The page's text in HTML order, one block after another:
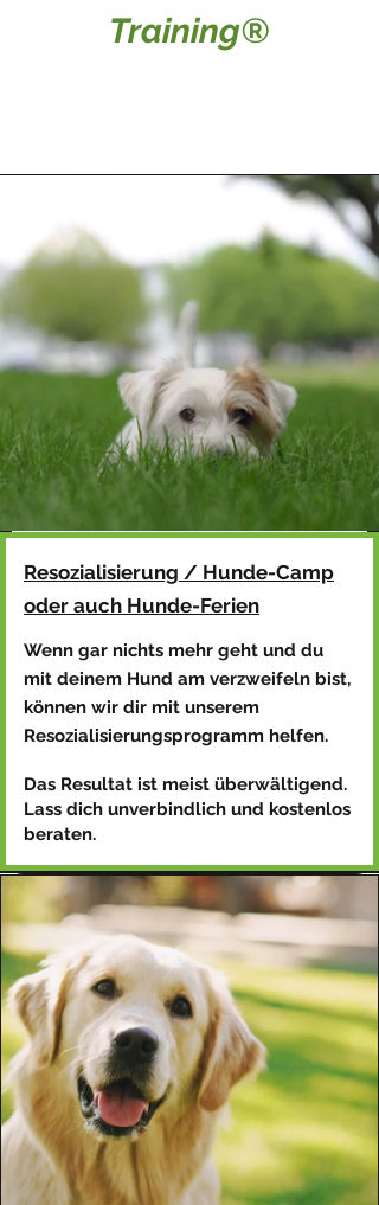
Training®
Resozialisierung / Hunde-Camp
oder auch Hunde-Ferien
Wenn gar nichts mehr geht und du
mit deinem Hund am verzweifeln bist,
können wir dir mit unserem
Resozialisierungsprogramm helfen.
Das Resultat ist meist überwältigend.
Lass dich unverbindlich und kostenlos
beraten.​